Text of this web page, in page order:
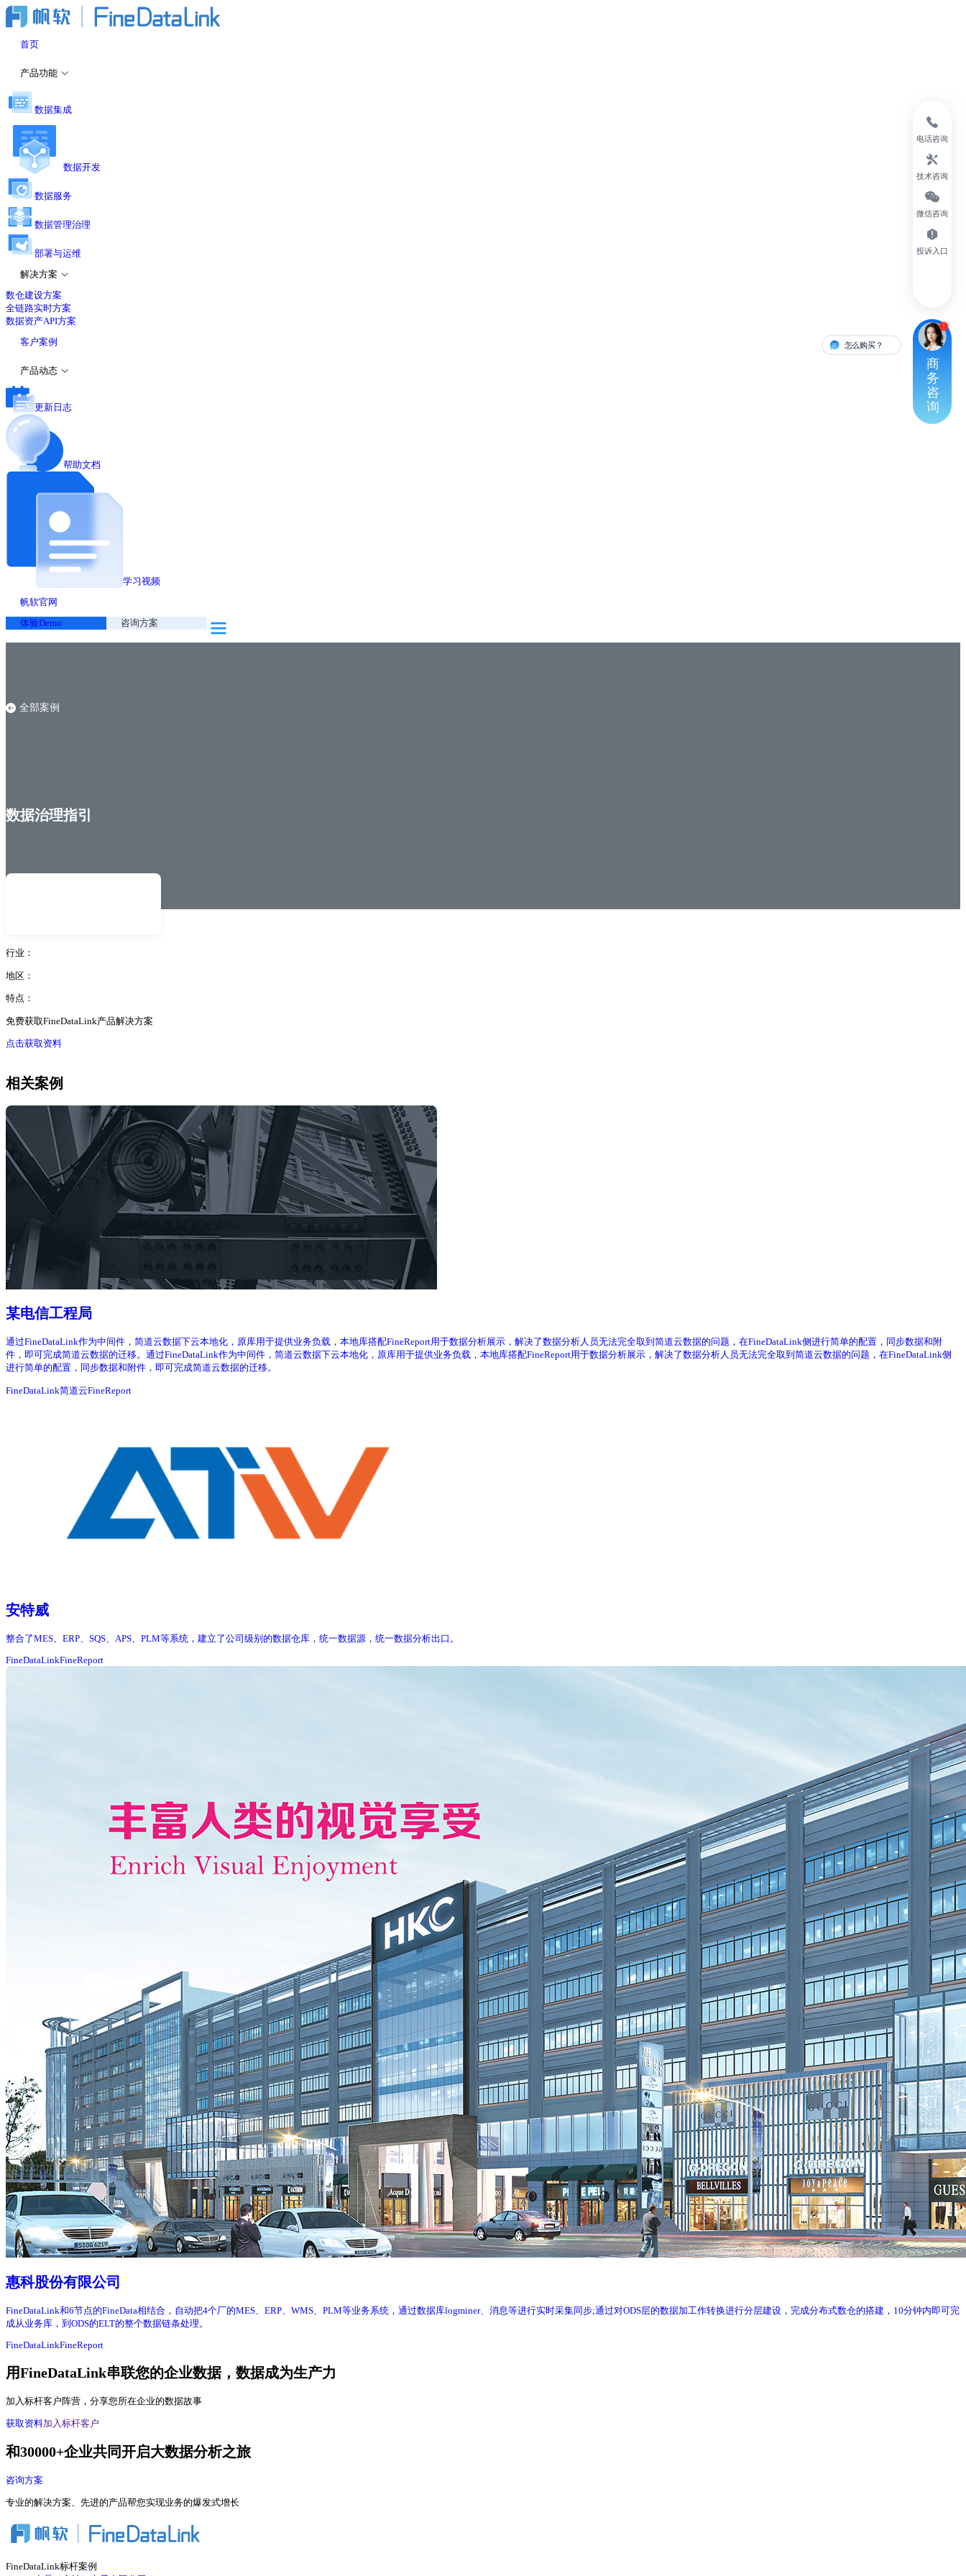
首页
产品功能
数据集成
数据开发
数据服务
数据管理治理
部署与运维
解决方案
数仓建设方案
全链路实时方案
数据资产API方案
客户案例
产品动态
更新日志
帮助文档
学习视频
帆软官网
体验Demo
咨询方案
全部案例
数据治理指引
行业：
地区：
特点：
免费获取FineDataLink产品解决方案
点击获取资料
相关案例
某电信工程局
通过FineDataLink作为中间件，简道云数据下云本地化，原库用于提供业务负载，本地库搭配FineReport用于数据分析展示，解决了数据分析人员无法完全取到简道云数据的问题，在FineDataLink侧进行简单的配置，同步数据和附
件，即可完成简道云数据的迁移。通过FineDataLink作为中间件，简道云数据下云本地化，原库用于提供业务负载，本地库搭配FineReport用于数据分析展示，解决了数据分析人员无法完全取到简道云数据的问题，在FineDataLink侧
进行简单的配置，同步数据和附件，即可完成简道云数据的迁移。
FineDataLink简道云FineReport
安特威
整合了MES、ERP、SQS、APS、PLM等系统，建立了公司级别的数据仓库，统一数据源，统一数据分析出口。
FineDataLinkFineReport
惠科股份有限公司
FineDataLink和6节点的FineData相结合，自动把4个厂的MES、ERP、WMS、PLM等业务系统，通过数据库logminer、消息等进行实时采集同步;通过对ODS层的数据加工作转换进行分层建设，完成分布式数仓的搭建，10分钟内即可完
成从业务库，到ODS的ELT的整个数据链条处理。
FineDataLinkFineReport
用FineDataLink串联您的企业数据，数据成为生产力
加入标杆客户阵营，分享您所在企业的数据故事
获取资料加入标杆客户
和30000+企业共同开启大数据分析之旅
咨询方案
专业的解决方案、先进的产品帮您实现业务的爆发式增长
FineDataLink标杆案例
电话咨询
技术咨询
微信咨询
投诉入口
怎么购买？ 有人对接
商
务
咨
询